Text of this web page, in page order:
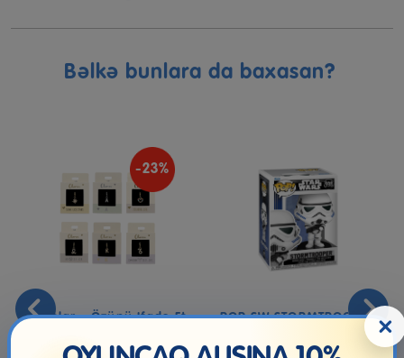
Bəlkə bunlara da baxasan?
-23%
Şarmlar - Özünü Ifadə Et
POP SW STORMTROOPER
×